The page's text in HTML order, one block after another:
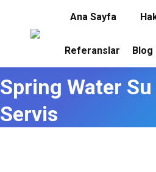
Ana Sayfa
Referanslar Blog
Spring Water Su
Servis